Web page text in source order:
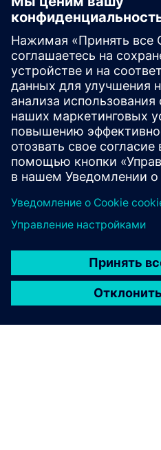
на протяжении всего
Изучайте
продукты
Дополнительная
ресурсы
Цифровой помощник по
MainMate - ZETA